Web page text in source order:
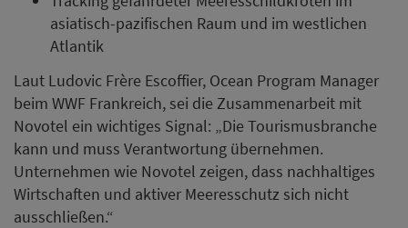
asiatisch-pazifischen Raum und im westlichen
Atlantik
Laut Ludovic Frère Escoffier, Ocean Program Manager
beim WWF Frankreich, sei die Zusammenarbeit mit
Novotel ein wichtiges Signal: „Die Tourismusbranche
kann und muss Verantwortung übernehmen.
Unternehmen wie Novotel zeigen, dass nachhaltiges
Wirtschaften und aktiver Meeresschutz sich nicht
ausschließen.“